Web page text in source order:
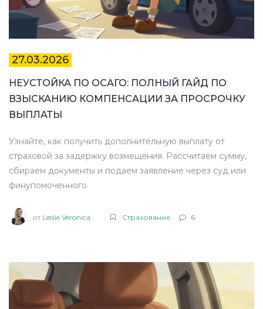
27.03.2026
НЕУСТОЙКА ПО ОСАГО: ПОЛНЫЙ ГАЙД ПО
ВЗЫСКАНИЮ КОМПЕНСАЦИИ ЗА ПРОСРОЧКУ
ВЫПЛАТЫ
Узнайте, как получить дополнительную выплату от
страховой за задержку возмещения. Рассчитаем сумму,
сбираем документы и подаем заявление через суд или
финупомоченного.
от Leslie Veronica Страхование 6